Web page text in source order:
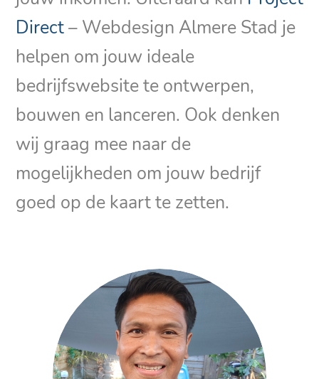
Direct– Webdesign Almere Stad je
helpen om jouw ideale
bedrijfswebsite te ontwerpen,
bouwen en lanceren. Ook denken
wij graag mee naar de
mogelijkheden om jouw bedrijf
goed op de kaart te zetten.